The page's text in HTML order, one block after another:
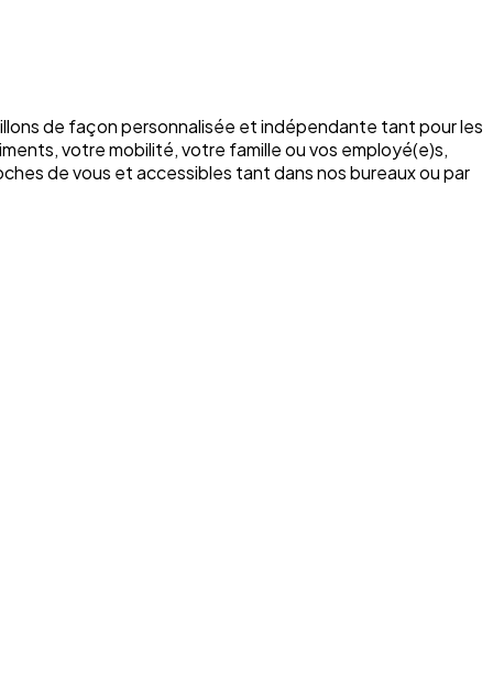
de façon personnalisée et indépendante tant pour les
votre mobilité, votre famille ou vos employé(e)s,
de vous et accessibles tant dans nos bureaux ou par